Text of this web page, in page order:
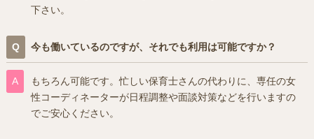
下さい。
今も働いているのですが、それでも利用は可能ですか？
もちろん可能です。忙しい保育士さんの代わりに、専任の女
性コーディネーターが日程調整や面談対策などを行いますの
でご安心ください。